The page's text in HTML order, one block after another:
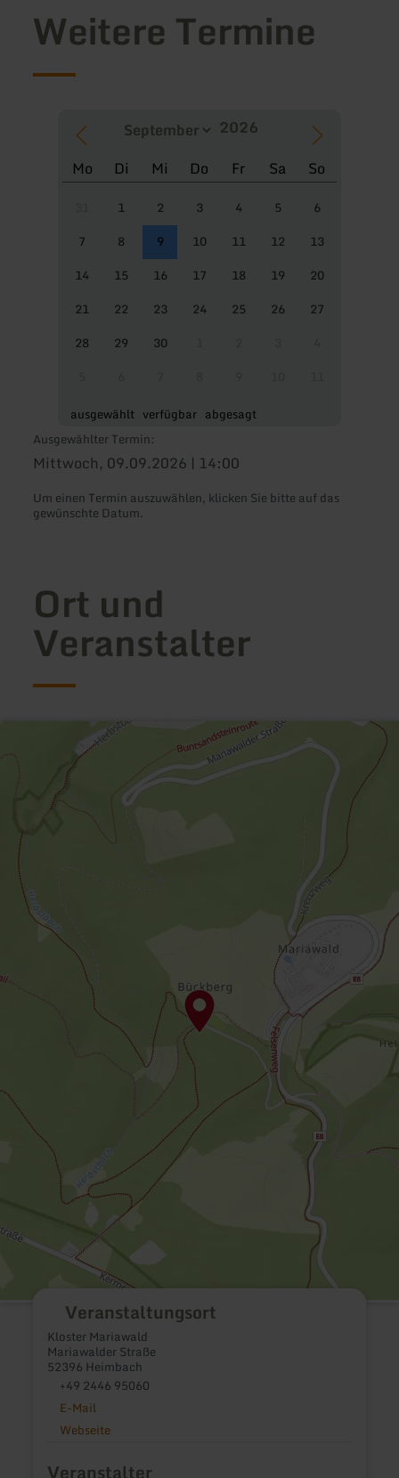
Weitere Termine
Mo Di Mi Do Fr Sa So
1 2 3 4 5
6
7
8 9 10 11 12
13
14
15 16 17 18 19
20
21
22 23 24 25 26
27
28
29 30
ausgewählt verfügbar abgesagt
Ausgewählter Termin:
Mittwoch, 09.09.2026 | 14:00
Um einen Termin auszuwählen, klicken Sie bitte auf das
gewünschte Datum.
Ort und
Veranstalter
Veranstaltungsort
Kloster Mariawald
Mariawalder Straße
52396 Heimbach
+49 2446 95060
E-Mail
Webseite
Veranstalter